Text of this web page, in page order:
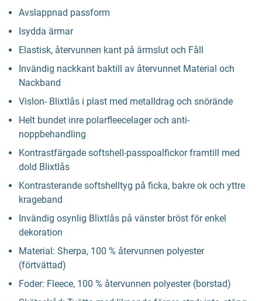
Avslappnad passform
Isydda ärmar
Elastisk, återvunnen kant på ärmslut och Fåll
Invändig nackkant baktill av återvunnet Material och
Nackband
Vislon- Blixtlås i plast med metalldrag och snörände
Helt bundet inre polarfleecelager och anti-
noppbehandling
Kontrastfärgade softshell-passpoalfickor framtill med
dold Blixtlås
Kontrasterande softshelltyg på ficka, bakre ok och yttre
krageband
Invändig osynlig Blixtlås på vänster bröst för enkel
dekoration
Material: Sherpa, 100 % återvunnen polyester
(förtvättad)
Foder: Fleece, 100 % återvunnen polyester (borstad)